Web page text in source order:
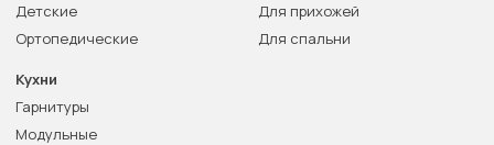
Детские
Ортопедические
Для прихожей
Для спальни
Кухни
Гарнитуры
Модульные